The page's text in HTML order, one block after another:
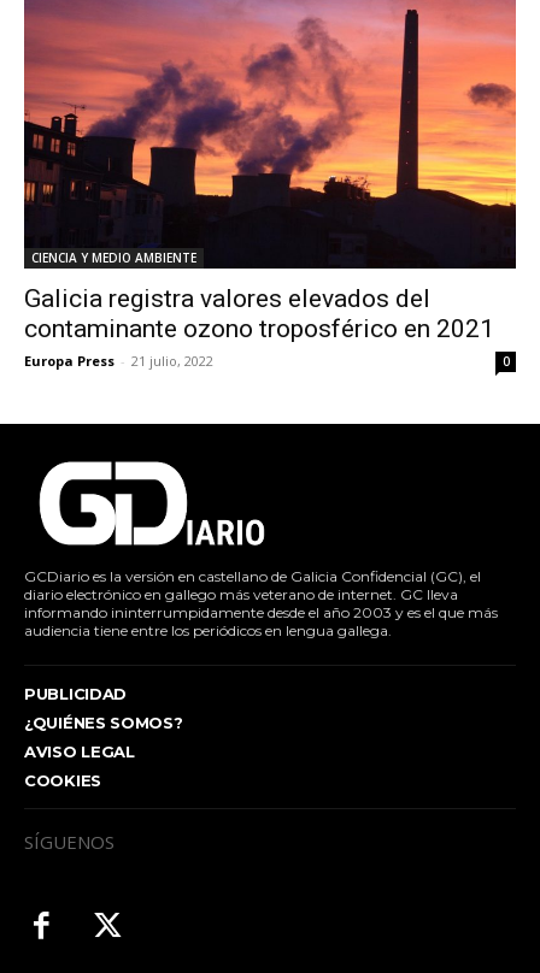
CIENCIA Y MEDIO AMBIENTE
Galicia registra valores elevados del
contaminante ozono troposférico en 2021
Europa Press - 21 julio, 2022 0
GCDiario es la versión en castellano de Galicia Confidencial (GC), el
diario electrónico en gallego más veterano de internet. GC lleva
informando ininterrumpidamente desde el año 2003 y es el que más
audiencia tiene entre los periódicos en lengua gallega.
PUBLICIDAD
¿QUIÉNES SOMOS?
AVISO LEGAL
COOKIES
SÍGUENOS